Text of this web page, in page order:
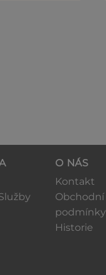
O NÁS
Kontakt
Obchodní
podmínky
Historie